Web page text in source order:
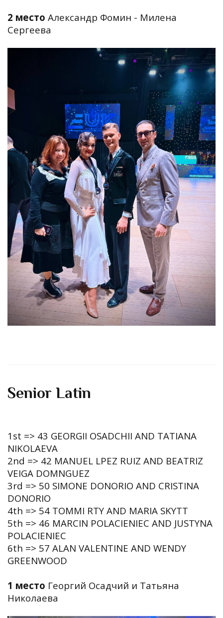
2 место Александр Фомин - Милена
Сергеева
Senior Latin
1st => 43 GEORGII OSADCHII AND TATIANA
NIKOLAEVA
2nd => 42 MANUEL LPEZ RUIZ AND BEATRIZ
VEIGA DOMNGUEZ
3rd => 50 SIMONE DONORIO AND CRISTINA
DONORIO
4th => 54 TOMMI RTY AND MARIA SKYTT
5th => 46 MARCIN POLACIENIEC AND JUSTYNA
POLACIENIEC
6th => 57 ALAN VALENTINE AND WENDY
GREENWOOD
1 место Георгий Осадчий и Татьяна
Николаева